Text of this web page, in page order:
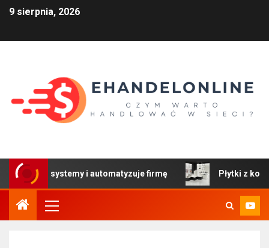
9 sierpnia, 2026
systemy i automatyzuje firmę Płytki z kolekcji